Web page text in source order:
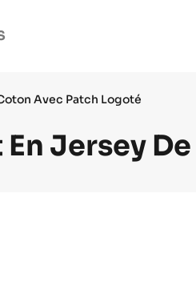
Avec Patch Logoté
Jersey